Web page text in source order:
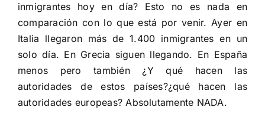
inmigrantes hoy en día? Esto no es nada en
comparación con lo que está por venir. Ayer en
Italia llegaron más de 1.400 inmigrantes en un
solo día. En Grecia siguen llegando. En España
menos pero también ¿Y qué hacen las
autoridades de estos países?¿qué hacen las
autoridades europeas? Absolutamente NADA.